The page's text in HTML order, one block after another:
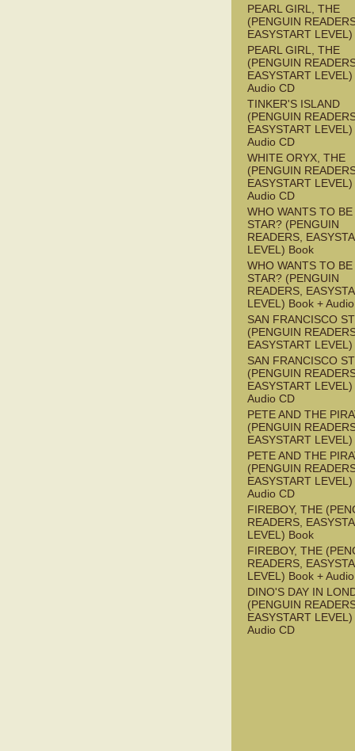
PEARL GIRL, THE
(PENGUIN
EASYSTART
PEARL GIRL, THE
(PENGUIN
EASYSTART
Audio CD
TINKER'S ISLAND
(PENGUIN
EASYSTART
Audio CD
WHITE ORYX, THE
(PENGUIN
EASYSTART
Audio CD
WHO WANTS TO BE
STAR? (PENGUIN
READERS,
LEVEL) Book
WHO WANTS TO BE
STAR? (PENGUIN
READERS,
LEVEL) Book +
SAN FRANCISCO
(PENGUIN
EASYSTART
SAN FRANCISCO
(PENGUIN
EASYSTART
Audio CD
PETE AND THE
(PENGUIN
EASYSTART
PETE AND THE
(PENGUIN
EASYSTART
Audio CD
FIREBOY, THE
READERS,
LEVEL) Book
FIREBOY, THE
READERS,
LEVEL) Book +
DINO'S DAY IN
(PENGUIN
EASYSTART
Audio CD